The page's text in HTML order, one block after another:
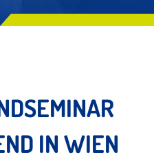
IN WIEN